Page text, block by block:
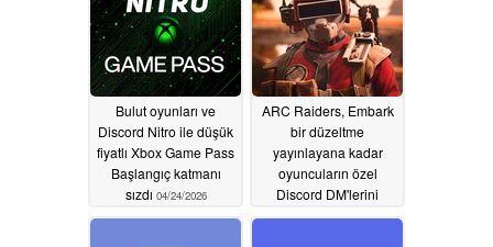
Bulut oyunları ve
Discord Nitro ile düşük
fiyatlı Xbox Game Pass
Başlangıç katmanı
sızdı 04/24/2026
ARC Raiders, Embark
bir düzeltme
yayınlayana kadar
oyuncuların özel
Discord DM'lerini
sessizce kaydediyordu